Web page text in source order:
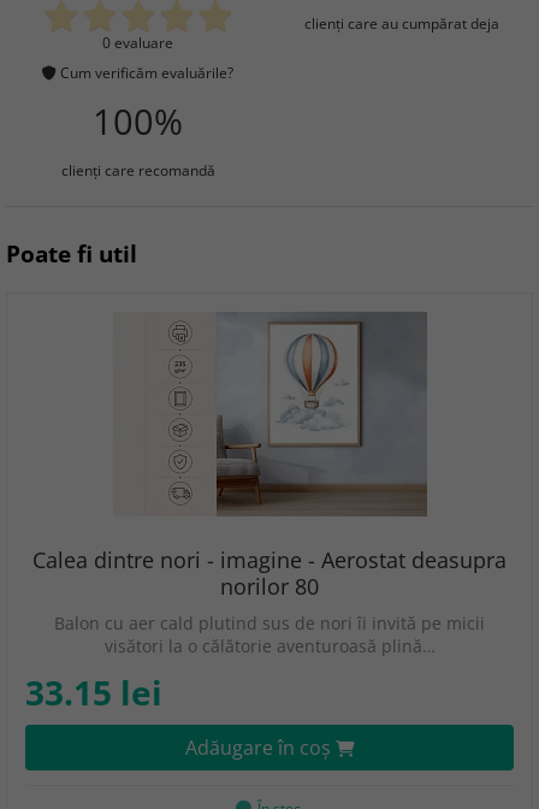
0 evaluare
Cum verificăm evaluările?
clienţi care au cumpărat deja
100%
clienţi care recomandă
Poate fi util
Calea dintre nori - imagine - Aerostat deasupra
norilor 80
Balon cu aer cald plutind sus de nori îi invită pe micii
visători la o călătorie aventuroasă plină…
33.15 lei
Adăugare în coş